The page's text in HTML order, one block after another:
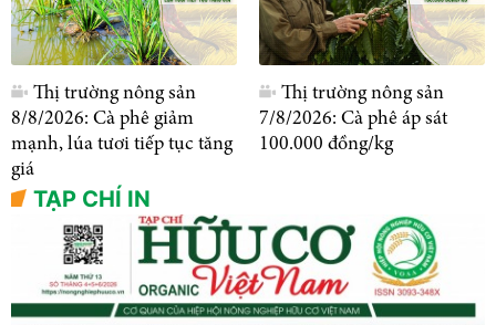
Thị trường nông sản
8/8/2026: Cà phê giảm
mạnh, lúa tươi tiếp tục tăng
giá
Thị trường nông sản
7/8/2026: Cà phê áp sát
100.000 đồng/kg
TẠP CHÍ IN